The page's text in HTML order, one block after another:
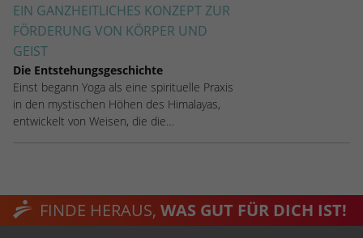
EIN GANZHEITLICHES KONZEPT ZUR
FÖRDERUNG VON KÖRPER UND
GEIST
Die Entstehungsgeschichte
Einst begann Yoga als eine spirituelle Praxis
in den mystischen Höhen des Himalayas,
entwickelt von Weisen, die die…
FINDE HERAUS, WAS GUT FÜR DICH IST!